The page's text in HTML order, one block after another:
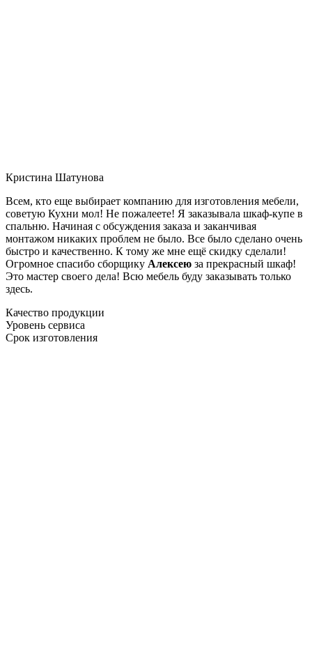
Кристина Шатунова
Всем, кто еще выбирает компанию для изготовления мебели,
советую Кухни мол! Не пожалеете! Я заказывала шкаф-купе в
спальню. Начиная с обсуждения заказа и заканчивая
монтажом никаких проблем не было. Все было сделано очень
быстро и качественно. К тому же мне ещё скидку сделали!
Огромное спасибо сборщику Алексею за прекрасный шкаф!
Это мастер своего дела! Всю мебель буду заказывать только
здесь.
Качество продукции
Уровень сервиса
Срок изготовления